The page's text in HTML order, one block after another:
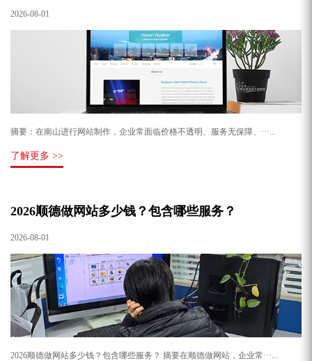
2026-08-01
摘要：在南山进行网站制作，企业常面临价格不透明、服务无保障、···...
了解更多 >>
2026顺德做网站多少钱？包含哪些服务？
2026-08-01
2026顺德做网站多少钱？包含哪些服务？ 摘要在顺德做网站，企业常···...